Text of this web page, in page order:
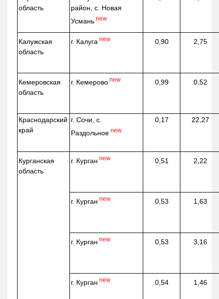
область
район, с. Новая
Усмань new
Калужская
область
г. Калуга new 0,90 2,75
Кемеровская
область
г. Кемерово new 0,99 0,52
Краснодарский
край
г. Сочи, с.
Раздольное new
0,17 22,27
Курганская
область
г. Курган new 0,51 2,22
г. Курган new 0,53 1,63
г. Курган new 0,53 3,16
г. Курган new 0,54 1,46